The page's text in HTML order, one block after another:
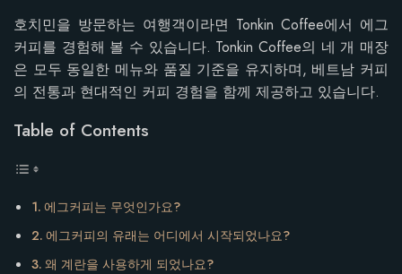
호치민을 방문하는 여행객이라면 Tonkin Coffee에서 에그
커피를 경험해 볼 수 있습니다. Tonkin Coffee의 네 개 매장
은 모두 동일한 메뉴와 품질 기준을 유지하며, 베트남 커피
의 전통과 현대적인 커피 경험을 함께 제공하고 있습니다.
Table of Contents
에그커피는 무엇인가요?
에그커피의 유래는 어디에서 시작되었나요?
왜 계란을 사용하게 되었나요?